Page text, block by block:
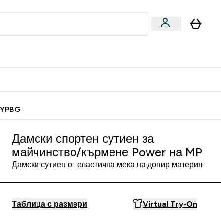
Дамски спортен сутиен за
майчинство/кърмене Power на MP
Дамски сутиен от еластична мека на допир материя
Таблица с размери Virtual Try-On